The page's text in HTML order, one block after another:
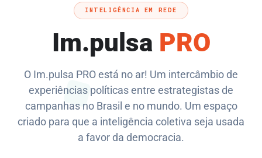
INTELIGÊNCIA EM REDE
Im.pulsa PRO
O Im.pulsa PRO está no ar! Um intercâmbio de
experiências políticas entre estrategistas de
campanhas no Brasil e no mundo. Um espaço
criado para que a inteligência coletiva seja usada
a favor da democracia.